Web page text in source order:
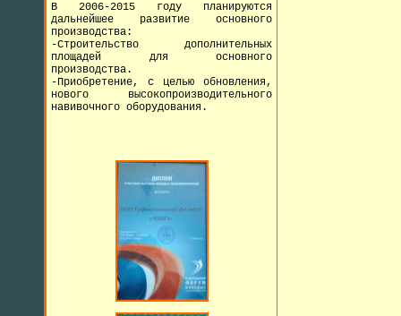
В 2006-2015 году планируются
дальнейшее развитие основного
производства:
-Строительство дополнительных
площадей для основного
производства.
-Приобретение, с целью обновления,
нового высокопроизводительного
навивочного оборудования.